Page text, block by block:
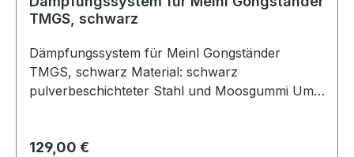
TMGS, schwarz
Dämpfungssystem für Meinl Gongständer
TMGS, schwarz Material: schwarz
pulverbeschichteter Stahl und Moosgummi Um
Breite: 45 cm Höhe: 45 cm Das Meinl
Regulärer Preis:
129,00 €